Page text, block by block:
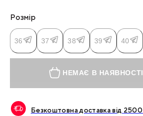
Розмір
36 37 38 39 40
НЕМАЄ В НАЯВНОСТІ
Безкоштовна доставка від 2500